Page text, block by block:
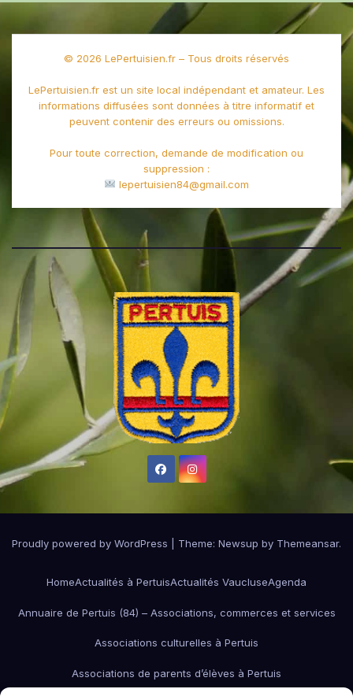
© 2026 LePertuisien.fr – Tous droits réservés
LePertuisien.fr est un site local indépendant et amateur. Les
informations diffusées sont données à titre informatif et
peuvent contenir des erreurs ou omissions.
Pour toute correction, demande de modification ou
suppression :
lepertuisien84@gmail.com
Proudly powered by WordPress Theme: Newsup by Themeansar.
HomeActualités à PertuisActualités VaucluseAgenda
Annuaire de Pertuis (84) – Associations, commerces et services
Associations culturelles à Pertuis
Associations de parents d’élèves à Pertuis